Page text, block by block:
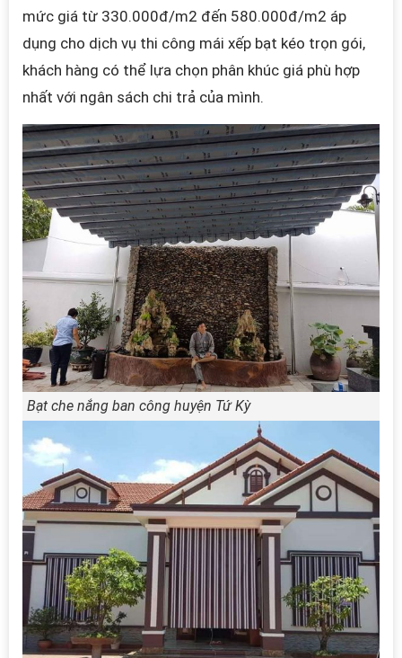
mức giá từ 330.000đ/m2 đến 580.000đ/m2 áp
dụng cho dịch vụ thi công mái xếp bạt kéo trọn gói,
khách hàng có thể lựa chọn phân khúc giá phù hợp
nhất với ngân sách chi trả của mình.
Bạt che nắng ban công huyện Tứ Kỳ